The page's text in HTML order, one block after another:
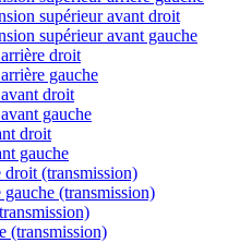
supérieur avant droit
supérieur avant gauche
droit
gauche
droit
gauche
droit
gauche
droit (transmission)
gauche (transmission)
(transmission)